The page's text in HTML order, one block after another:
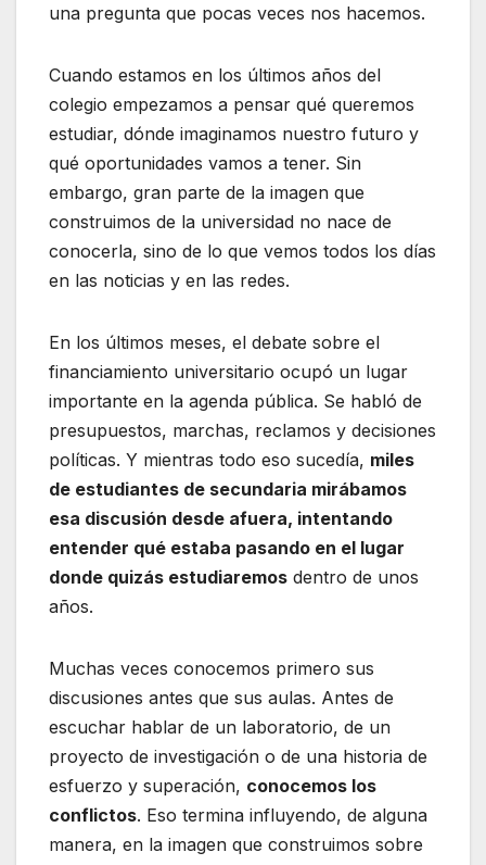
una pregunta que pocas veces nos hacemos.
Cuando estamos en los últimos años del
colegio empezamos a pensar qué queremos
estudiar, dónde imaginamos nuestro futuro y
qué oportunidades vamos a tener. Sin
embargo, gran parte de la imagen que
construimos de la universidad no nace de
conocerla, sino de lo que vemos todos los días
en las noticias y en las redes.
En los últimos meses, el debate sobre el
financiamiento universitario ocupó un lugar
importante en la agenda pública. Se habló de
presupuestos, marchas, reclamos y decisiones
políticas. Y mientras todo eso sucedía, miles
de estudiantes de secundaria mirábamos
esa discusión desde afuera, intentando
entender qué estaba pasando en el lugar
donde quizás estudiaremos dentro de unos
años.
Muchas veces conocemos primero sus
discusiones antes que sus aulas. Antes de
escuchar hablar de un laboratorio, de un
proyecto de investigación o de una historia de
esfuerzo y superación, conocemos los
conflictos. Eso termina influyendo, de alguna
manera, en la imagen que construimos sobre